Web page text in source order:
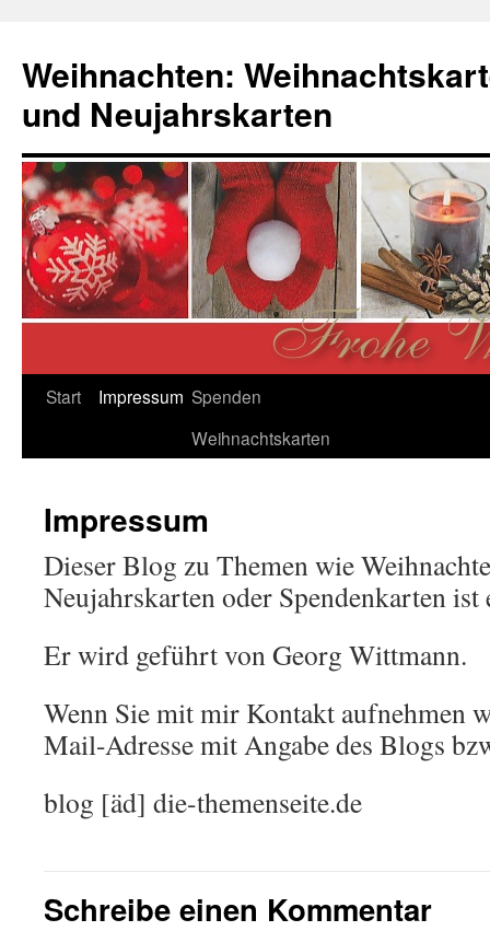
springen
Weihnachten:
und Neujahrskarten
Start Impressum Spenden
Weihnachtskarten
Impressum
Dieser Blog zu Themen wie
Neujahrskarten oder Spendenkarten
Er wird geführt von Georg Wittmann.
Wenn Sie mit mir Kontakt aufnehmen
Mail-Adresse mit Angabe des Blogs
blog [äd] die-themenseite.de
Schreibe einen Kommentar